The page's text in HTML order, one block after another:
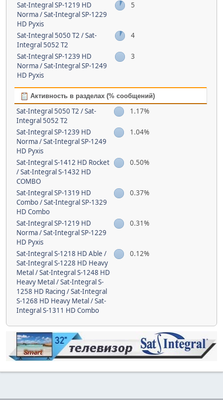
Sat-Integral SP-1219 HD
Norma / Sat-Integral SP-1229
HD Pyxis
5
Sat-Integral 5050 T2 / Sat-
Integral 5052 T2
4
Sat-Integral SP-1239 HD
Norma / Sat-Integral SP-1249
HD Pyxis
3
Активность в разделах (% сообщений)
Sat-Integral 5050 T2 / Sat-
Integral 5052 T2
1.17%
Sat-Integral SP-1239 HD
Norma / Sat-Integral SP-1249
HD Pyxis
1.04%
Sat-Integral S-1412 HD Rocket
/ Sat-Integral S-1432 HD
COMBO
0.50%
Sat-Integral SP-1319 HD
Combo / Sat-Integral SP-1329
HD Combo
0.37%
Sat-Integral SP-1219 HD
Norma / Sat-Integral SP-1229
HD Pyxis
0.31%
Sat-Integral S-1218 HD Able /
Sat-Integral S-1228 HD Heavy
Metal / Sat-Integral S-1248 HD
Heavy Metal / Sat-Integral S-
1258 HD Racing / Sat-Integral
S-1268 HD Heavy Metal / Sat-
Integral S-1311 HD Combo
0.12%